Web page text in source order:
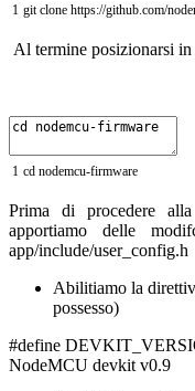
1 gitclone https://github.com/
Al termine posizionarsi
1 cd nodemcu-firmware
Prima di procedere
apportiamo delle
app/include/user_config.h
Abilitiamo la
possesso)
#define
NodeMCU devkit v0.9